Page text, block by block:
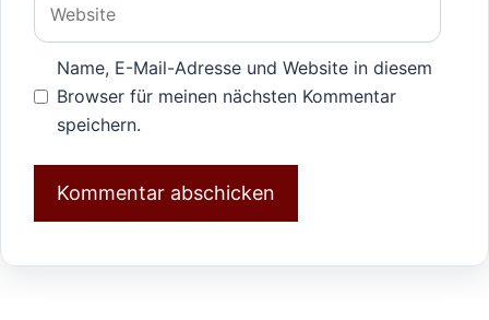
Name, E-Mail-Adresse und Website in diesem
Browser für meinen nächsten Kommentar
speichern.